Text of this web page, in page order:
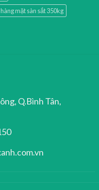
mặt sàn sắt 350kg
Q.Bình Tân,